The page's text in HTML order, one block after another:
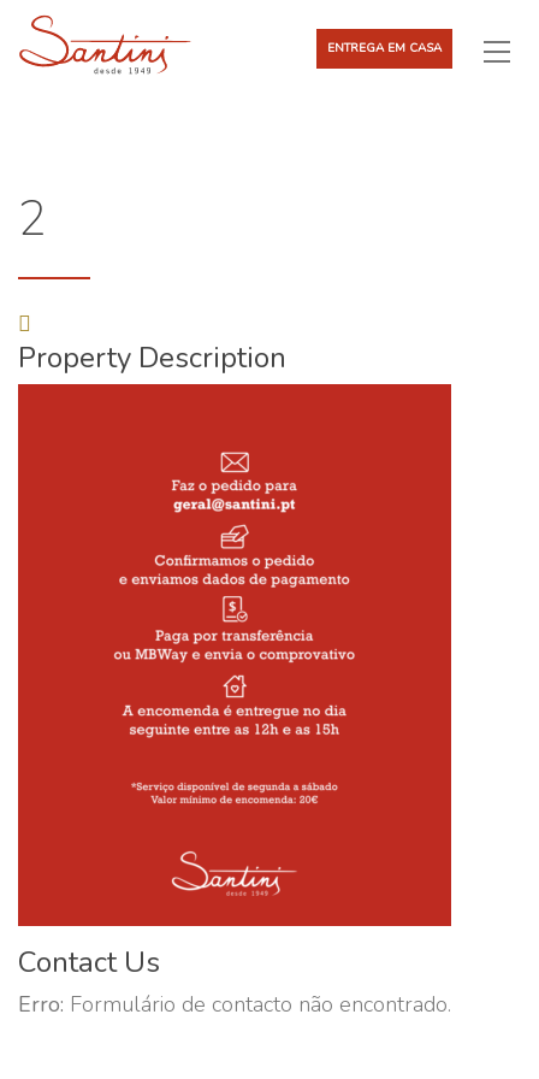
ENTREGA EM CASA
2
Property Description
Contact Us
Erro: Formulário de contacto não encontrado.